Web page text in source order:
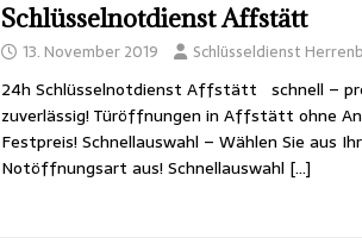
Schlüsselnotdienst Affstätt
13. November 2019 Schlüsseldienst
24h Schlüsselnotdienst Affstätt schnell –
zuverlässig! Türöffnungen in Affstätt ohne
Festpreis! Schnellauswahl – Wählen Sie aus
Notöffnungsart aus! Schnellauswahl […]